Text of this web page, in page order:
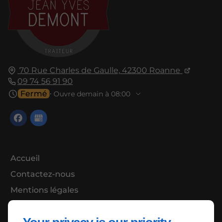
70 Rue Charles de Gaulle, 42300 Roanne
09 74 56 91 90
Fermé ⋅ Ouvre demain à 08:00
Accueil
Contactez-nous
Mentions légales